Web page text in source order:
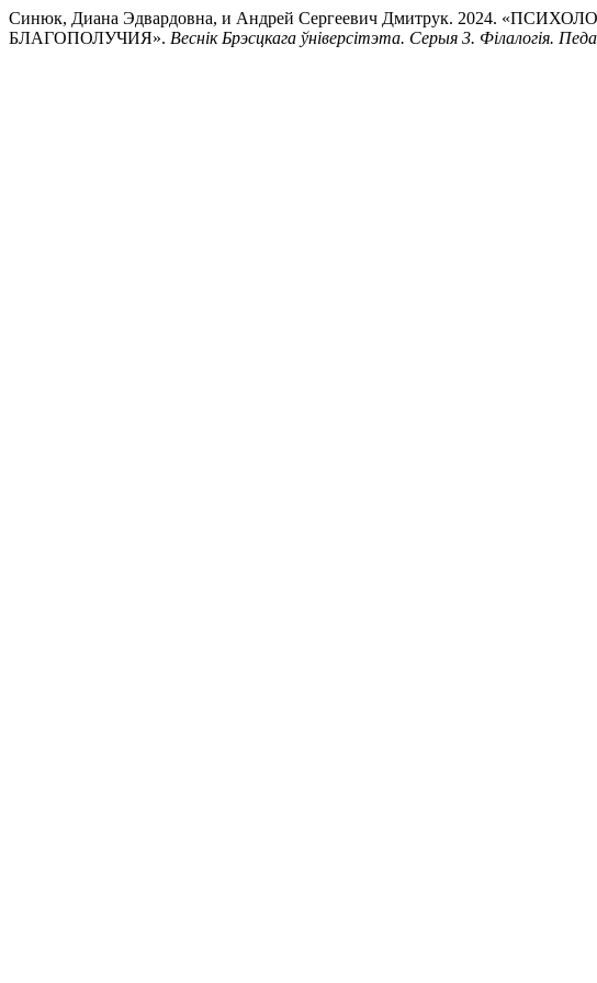
Синюк, Диана Эдвардовна, и Андрей Сергеевич Дмитрук. 2024.
БЛАГОПОЛУЧИЯ». Веснік Брэсцкага ўніверсітэта. Серыя 3. Філалогія.